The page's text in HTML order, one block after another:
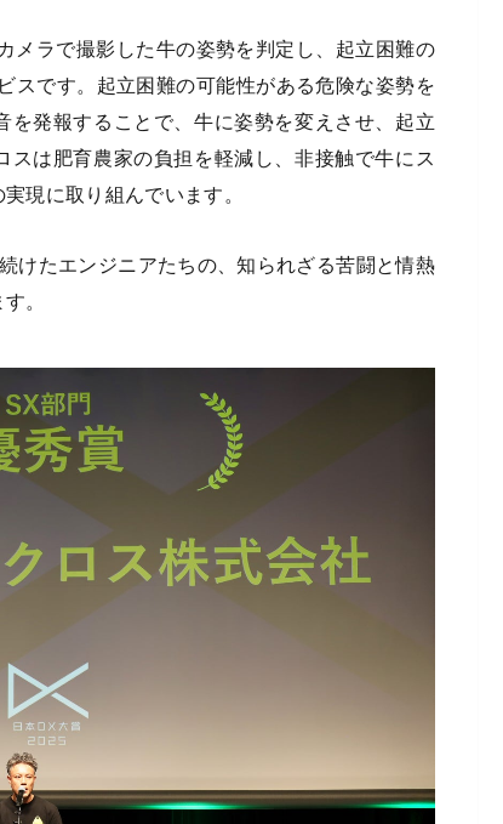
メラで撮影した牛の姿勢を判定し、起立困難の
スです。起立困難の可能性がある危険な姿勢を
発報することで、牛に姿勢を変えさせ、起立
は肥育農家の負担を軽減し、非接触で牛にス
現に取り組んでいます。
けたエンジニアたちの、知られざる苦闘と情熱
。